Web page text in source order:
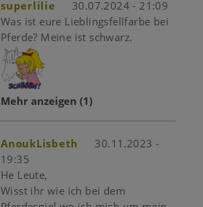
superlilie
30.07.2024 - 21:09
Was ist eure Lieblingsfellfarbe bei
Pferde? Meine ist schwarz.
Mehr anzeigen (1)
AnoukLisbeth
30.11.2023 -
19:35
He Leute,
Wisst ihr wie ich bei dem